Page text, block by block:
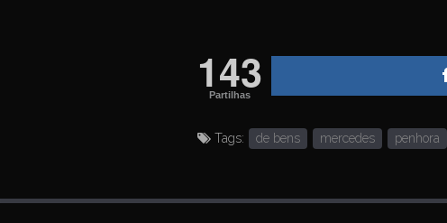
143
Partilhas
Tags: de bens mercedes penhora